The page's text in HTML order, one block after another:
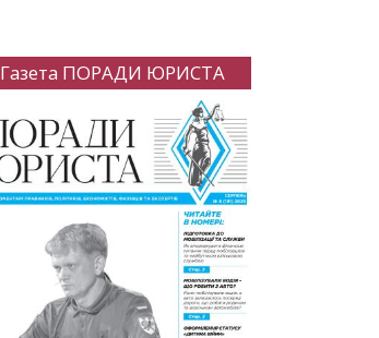
Газета ПОРАДИ ЮРИСТА